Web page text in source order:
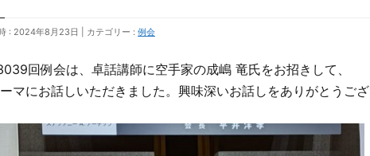
: 2024年8月23日 カテゴリー : 例会
回例会は、卓話講師に空手家の成嶋 竜氏をお招きして、
マにお話しいただきました。興味深いお話しをありがとうござ